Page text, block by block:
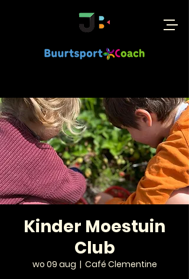
Kinder Moestuin
Club
wo 09 aug
  |
Café Clementine